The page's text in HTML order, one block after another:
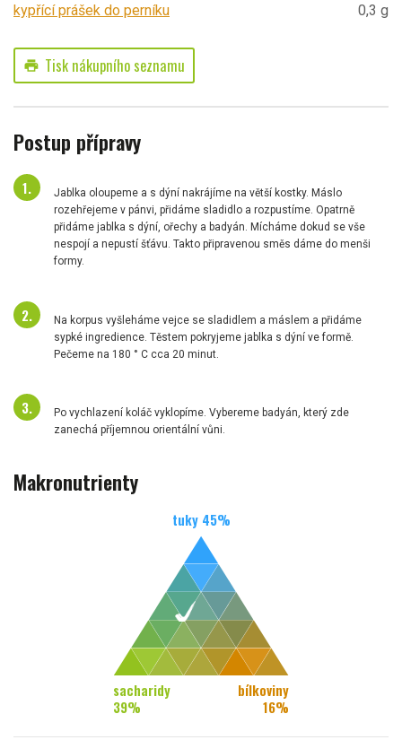
kypřící prášek do perníku
0,3 g
print Tisk nákupního seznamu
Postup přípravy
Jablka oloupeme a s dýní nakrájíme na větší kostky. Máslo
rozehřejeme v pánvi, přidáme sladidlo a rozpustíme. Opatrně
přidáme jablka s dýní, ořechy a badyán. Mícháme dokud se vše
nespojí a nepustí šťávu. Takto připravenou směs dáme do menši
formy.
Na korpus vyšleháme vejce se sladidlem a máslem a přidáme
sypké ingredience. Těstem pokryjeme jablka s dýní ve formě.
Pečeme na 180 ° C cca 20 minut.
Po vychlazení koláč vyklopíme. Vybereme badyán, který zde
zanechá příjemnou orientální vůni.
Makronutrienty
tuky 45%
sacharidy
39%
bílkoviny
16%